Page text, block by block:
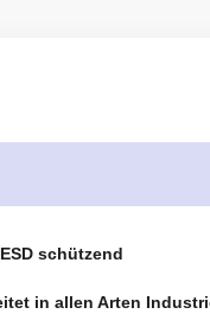
schützend
in allen Arten